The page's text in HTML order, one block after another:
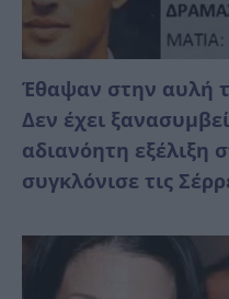
Έθαψαν στην αυλή
Δεν έχει
αδιανόητη εξέλιξη
συγκλόνισε τις